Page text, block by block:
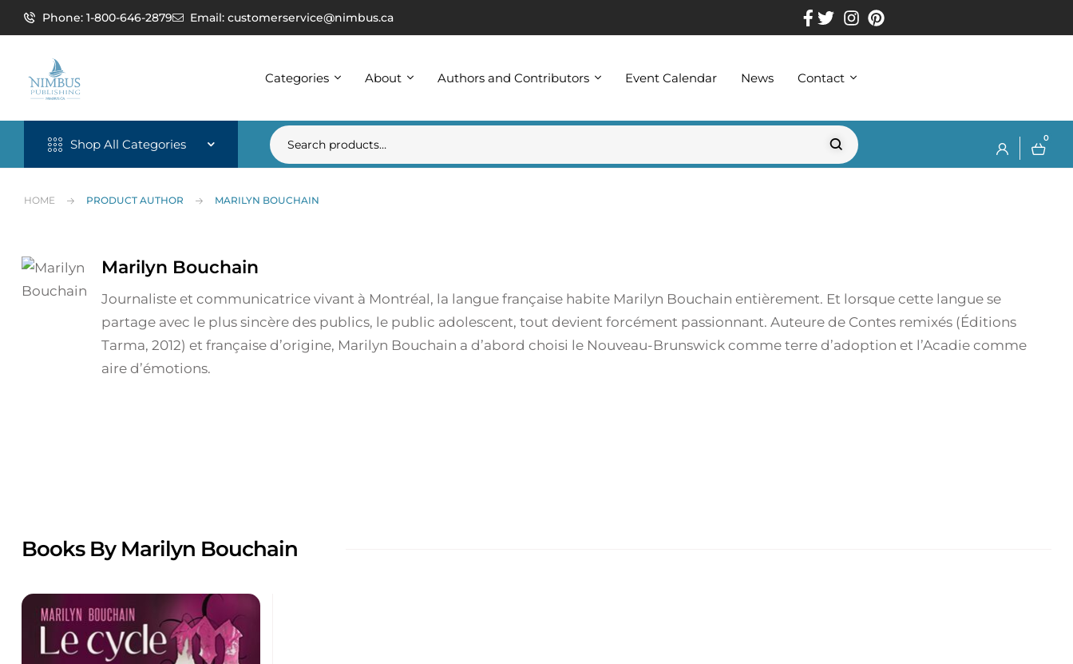
Phone: 1-800-646-2879 Email: customerservice@nimbus.ca
Categories About Authors and Contributors Event Calendar News Contact
Shop All Categories 0
HOME PRODUCT AUTHOR MARILYN BOUCHAIN
Marilyn Bouchain
Journaliste et communicatrice vivant à Montréal, la langue française habite Marilyn Bouchain entièrement. Et lorsque cette langue se
partage avec le plus sincère des publics, le public adolescent, tout devient forcément passionnant. Auteure de Contes remixés (Éditions
Tarma, 2012) et française d’origine, Marilyn Bouchain a d’abord choisi le Nouveau-Brunswick comme terre d’adoption et l’Acadie comme
aire d’émotions.
Books By Marilyn Bouchain